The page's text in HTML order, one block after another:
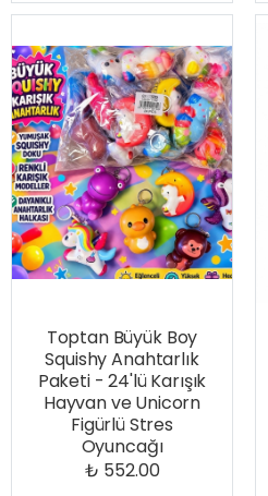
Toptan Büyük Boy
Squishy Anahtarlık
Paketi - 24'lü Karışık
Hayvan ve Unicorn
Figürlü Stres
Oyuncağı
₺ 552.00